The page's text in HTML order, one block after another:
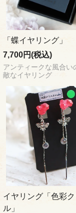
「蝶イヤリング」
7,700円(税込)
アンティークな風合い
敵なイヤリング
イヤリング「色彩
ル」